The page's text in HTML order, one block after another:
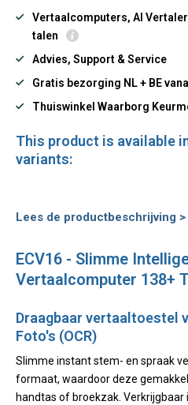
Vertaalcomputers, AI
talen
Advies, Support & Service
Gratis bezorging NL + BE
Thuiswinkel Waarborg
This product is available
variants:
Lees de productbeschrijving >
ECV16 - Slimme
Vertaalcomputer 138+
Draagbaar vertaaltoestel
Foto's (OCR)
Slimme instant stem- en spraak
formaat, waardoor deze
handtas of broekzak.